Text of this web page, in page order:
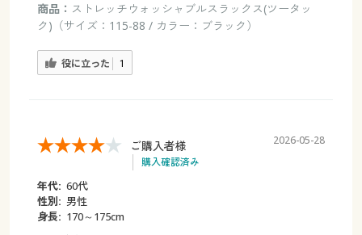
商品： ストレッチウォッシャブルスラックス(ツータッ
ク)（サイズ：115-88 / カラー：ブラック）
役に立った 1
ご購入者様
購入確認済み
2026-05-28
年代: 60代
性別: 男性
身長: 170～175cm